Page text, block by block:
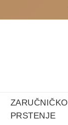
ZARUČNIČKO
PRSTENJE